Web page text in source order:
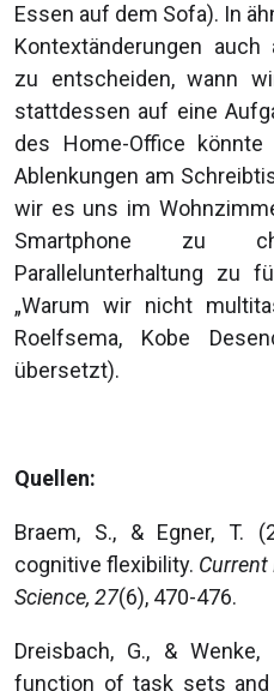
Essen auf dem Sofa). In
Kontextänderungen
zu entscheiden, wann
stattdessen auf eine
des Home-Office
Ablenkungen am
wir es uns im
Smartphone zu
Parallelunterhaltung zu
„Warum wir nicht
Roelfsema, Kobe
übersetzt).
Quellen:
Braem, S., & Egner, T.
cognitive flexibility.
Science, 27(6), 470-476.
Dreisbach, G., &
function of task sets